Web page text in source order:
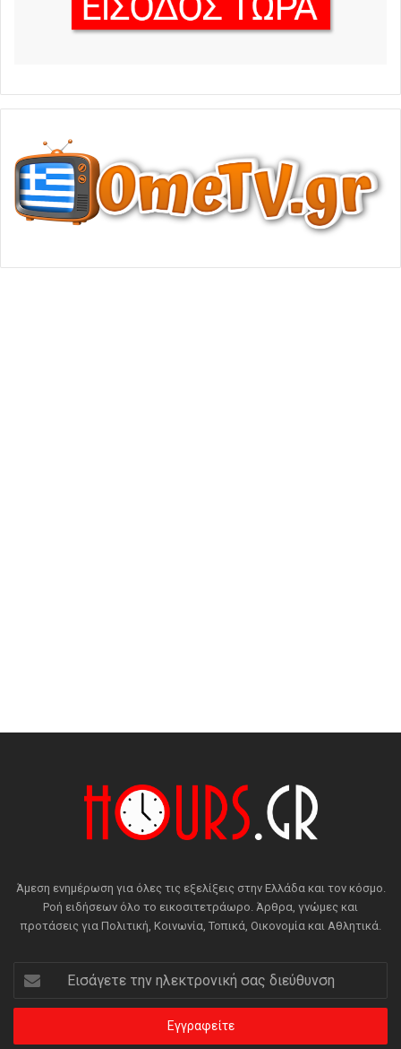
Άμεση ενημέρωση για όλες τις εξελίξεις στην Ελλάδα και τον κόσμο.
Ροή ειδήσεων όλο το εικοσιτετράωρο. Άρθρα, γνώμες και
προτάσεις για Πολιτική, Κοινωνία, Τοπικά, Οικονομία και Αθλητικά.
την
ηλεκτρονική